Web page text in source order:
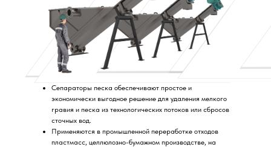
Сепараторы песка обеспечивают простое и
экономически выгодное решение для удаления мелкого
гравия и песка из технологических потоков или сбросов
сточных вод.
Применяются в промышленной переработке отходов
пластмасс, целлюлозно-бумажном производстве, на